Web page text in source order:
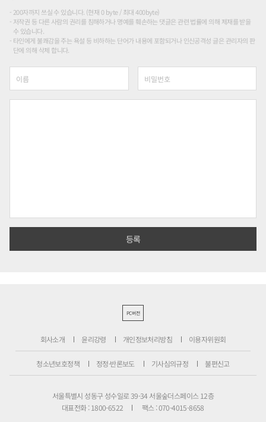
200자까지 쓰실 수 있습니다. (현재 0 byte / 최대 400byte)
저작권 등 다른 사람의 권리를 침해하거나 명예를 훼손하는 댓글은 관련 법률에 의해 제재를 받을
수 있습니다.
타인에게 불쾌감을 주는 욕설 등 비하하는 단어가 내용에 포함되거나 인신공격성 글은 관리자의 판
단에 의해 삭제 합니다.
PC버전
회사소개 윤리강령 개인정보처리방침 이용자위원회
청소년보호정책 정정·반론보도 기사심의규정 불편신고
서울특별시 성동구 성수일로 39-34 서울숲더스페이스 12층
대표전화 : 1800-6522
팩스 : 070-4015-8658